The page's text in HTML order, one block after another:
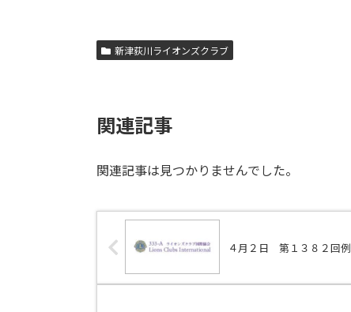
新津荻川ライオンズクラブ
関連記事
関連記事は見つかりませんでした。
４月２日 第１３８２回